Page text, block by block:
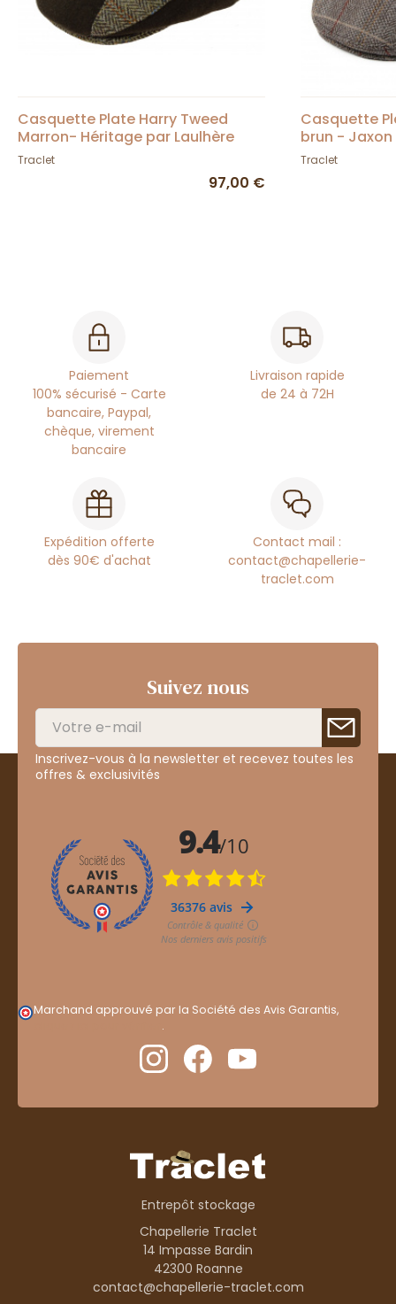
Casquette Plate Harry Tweed
Marron- Héritage par Laulhère
Traclet
97,00 €
Casquette
brun - Jaxon
Traclet
Paiement
100% sécurisé - Carte
bancaire, Paypal,
chèque, virement
bancaire
Livraison rapide
de 24 à 72H
Expédition offerte
dès 90€ d'achat
Contact mail :
contact@chapellerie-
traclet.com
Suivez nous
Inscrivez-vous à la newsletter et recevez toutes les
offres & exclusivités
Marchand approuvé par la Société des Avis Garantis,
.
Entrepôt stockage
Chapellerie Traclet
14 Impasse Bardin
42300 Roanne
contact@chapellerie-traclet.com